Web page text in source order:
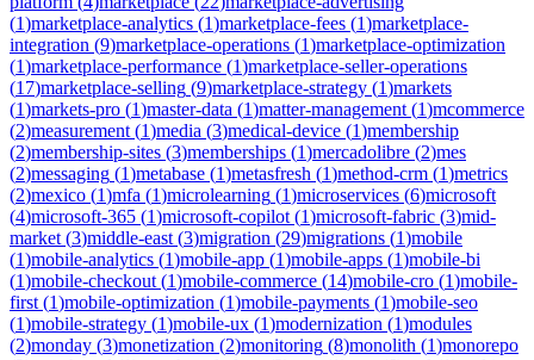
(1)marketplace-analytics (1)marketplace-fees (1)marketplace-
integration (9)marketplace-operations (1)marketplace-optimization
(1)marketplace-performance (1)marketplace-seller-operations
(17)marketplace-selling (9)marketplace-strategy (1)markets
(1)markets-pro (1)master-data (1)matter-management (1)mcommerce
(2)measurement (1)media (3)medical-device (1)membership
(2)membership-sites (3)memberships (1)mercadolibre (2)mes
(2)messaging (1)metabase (1)metasfresh (1)method-crm (1)metrics
(2)mexico (1)mfa (1)microlearning (1)microservices (6)microsoft
(4)microsoft-365 (1)microsoft-copilot (1)microsoft-fabric (3)mid-
market (3)middle-east (3)migration (29)migrations (1)mobile
(1)mobile-analytics (1)mobile-app (1)mobile-apps (1)mobile-bi
(1)mobile-checkout (1)mobile-commerce (14)mobile-cro (1)mobile-
first (1)mobile-optimization (1)mobile-payments (1)mobile-seo
(1)mobile-strategy (1)mobile-ux (1)modernization (1)modules
(2)monday (3)monetization (2)monitoring (8)monolith (1)monorepo